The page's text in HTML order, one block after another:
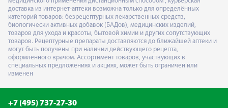
доставка из интернет-аптеки возможна только для определённых
категорий товаров: безрецептурных лекарственных средств,
биологически активных добавок (БАДов), медицинских изделий,
товаров для ухода и красоты, бытовой химии и других сопутствующих
товаров. Рецептурные препараты доставляются до ближайшей аптеки и
могут быть получены при наличии действующего рецепта,
оформленного врачом. Ассортимент товаров, участвующих в
специальных предложениях и акциях, может быть ограничен или
изменен
+7 (495) 737-27-30